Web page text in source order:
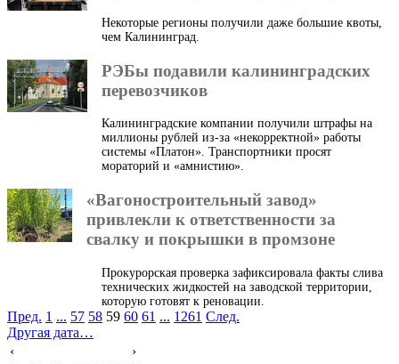
Некоторые регионы получили даже большие квоты,
чем Калининград.
РЭБы подавили калининградских
перевозчиков
Калининградские компании получили штрафы на
миллионы рублей из-за «некорректной» работы
системы «Платон». Транспортники просят
мораторий и «амнистию».
«Вагоностроительный завод»
привлекли к ответственности за
свалку и покрышки в промзоне
Прокурорская проверка зафиксировала факты слива
технических жидкостей на заводской территории,
которую готовят к реновации.
Пред. 1 ... 57 58 59 60 61 ... 1261 След.
Другая дата…
‹
›